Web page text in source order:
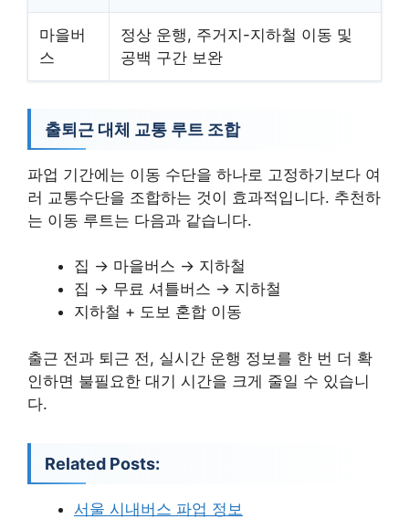
마을버
스
정상 운행, 주거지-지하철 이동 및
공백 구간 보완
출퇴근 대체 교통 루트 조합
파업 기간에는 이동 수단을 하나로 고정하기보다 여
러 교통수단을 조합하는 것이 효과적입니다. 추천하
는 이동 루트는 다음과 같습니다.
집 → 마을버스 → 지하철
집 → 무료 셔틀버스 → 지하철
지하철 + 도보 혼합 이동
출근 전과 퇴근 전, 실시간 운행 정보를 한 번 더 확
인하면 불필요한 대기 시간을 크게 줄일 수 있습니
다.
Related Posts:
서울 시내버스 파업 정보